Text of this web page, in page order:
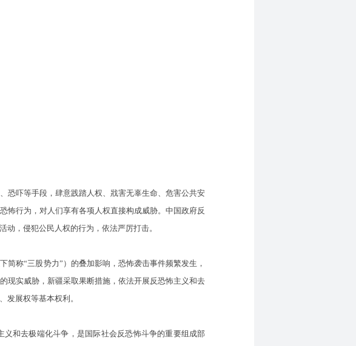
吓等手段，肆意践踏人权、戕害无辜生命、危害公共安
怖行为，对人们享有各项人权直接构成威胁。中国政府反
，侵犯公民人权的行为，依法严厉打击。
称“三股势力”）的叠加影响，恐怖袭击事件频繁发生，
现实威胁，新疆采取果断措施，依法开展反恐怖主义和去
发展权等基本权利。
和去极端化斗争，是国际社会反恐怖斗争的重要组成部